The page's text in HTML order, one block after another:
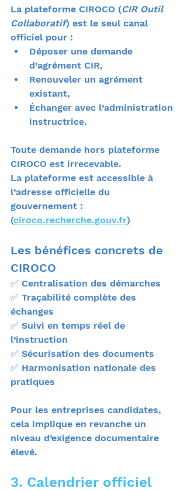
La plateforme CIROCO (CIR Outil
Collaboratif) est le seul canal
officiel pour :
Déposer une demande
d’agrément CIR,
Renouveler un agrément
existant,
Échanger avec l’administration
instructrice.
Toute demande hors plateforme
CIROCO est irrecevable.
La plateforme est accessible à
l’adresse officielle du
gouvernement :
(ciroco.recherche.gouv.fr)
Les bénéfices concrets de
CIROCO
✅ Centralisation des démarches
✅ Traçabilité complète des
échanges
✅ Suivi en temps réel de
l’instruction
✅ Sécurisation des documents
✅ Harmonisation nationale des
pratiques
Pour les entreprises candidates,
cela implique en revanche un
niveau d’exigence documentaire
élevé.
3. Calendrier officiel